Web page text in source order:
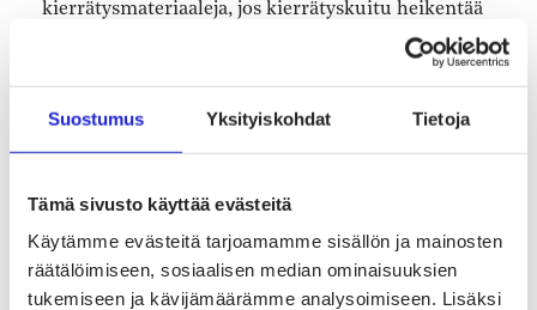
Suostumus Yksityiskohdat Tietoja
Tämä sivusto käyttää evästeitä
Käytämme evästeitä tarjoamamme sisällön ja mainosten
räätälöimiseen, sosiaalisen median ominaisuuksien
tukemiseen ja kävijämäärämme analysoimiseen. Lisäksi
kierrätysmateriaaleja, jos kierrätyskuitu heikentää
– Pitkä käyttöikä on tuotteidemme ykköskriteeri ja
toteutuksen ja lisätarvikkeiden, kuten vetoketjujen,
täytyy olla huippulaatua, sanoo Dimexin design- ja
tuotekehitysjohtajaTaru Lahti.